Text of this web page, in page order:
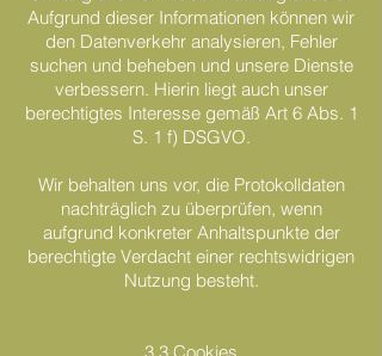
Aufgrund dieser Informationen können wir
den Datenverkehr analysieren, Fehler
suchen und beheben und unsere Dienste
verbessern. Hierin liegt auch unser
berechtigtes Interesse gemäß Art 6 Abs. 1
S. 1 f) DSGVO.
Wir behalten uns vor, die Protokolldaten
nachträglich zu überprüfen, wenn
aufgrund konkreter Anhaltspunkte der
berechtigte Verdacht einer rechtswidrigen
Nutzung besteht.